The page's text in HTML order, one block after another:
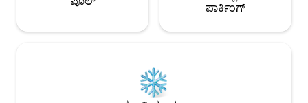
ಪಾರ್ಕಿಂಗ್